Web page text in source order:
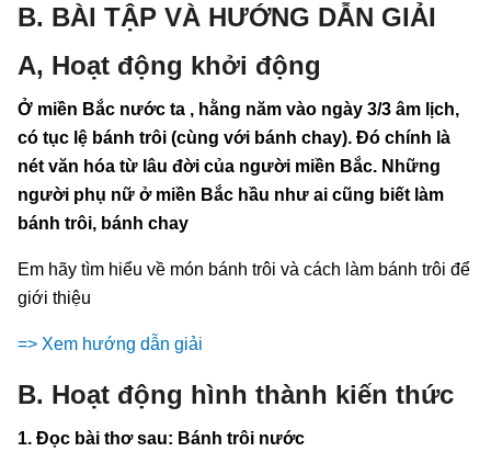
B. BÀI TẬP VÀ HƯỚNG DẪN GIẢI
A, Hoạt động khởi động
Ở miền Bắc nước ta , hằng năm vào ngày 3/3 âm lịch,
có tục lệ bánh trôi (cùng với bánh chay). Đó chính là
nét văn hóa từ lâu đời của người miền Bắc. Những
người phụ nữ ở miền Bắc hầu như ai cũng biết làm
bánh trôi, bánh chay
Em hãy tìm hiểu về món bánh trôi và cách làm bánh trôi để
giới thiệu
=> Xem hướng dẫn giải
B. Hoạt động hình thành kiến thức
1. Đọc bài thơ sau: Bánh trôi nước